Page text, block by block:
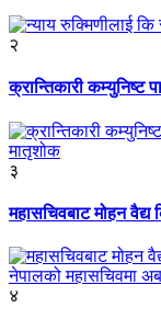
२
क्रान्तिकारी कम्युनिष्ट
३
महासचिवबाट मोहन वैद्य
४